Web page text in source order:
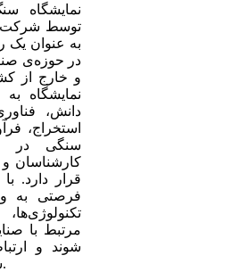
نمایشگاه
توسط شرکت
به عنوان
در حوزه‌ی
و خارج از
نمایشگاه
دانش،
استخراج،
سنگی در
کارشناسان و
قرار دارد.
فرصتی به
مرتبط با
شوند و
شرکت‌کنندگان ایجاد گردد.